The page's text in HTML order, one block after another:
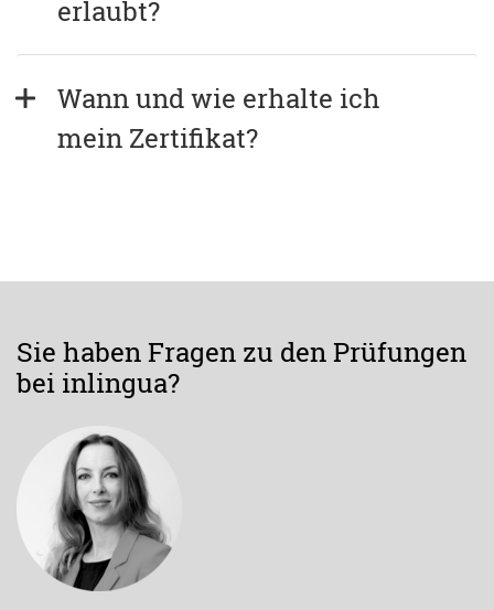
erlaubt?
Wann und wie erhalte ich
mein Zertifikat?
Sie haben Fragen zu den Prüfungen
bei inlingua?